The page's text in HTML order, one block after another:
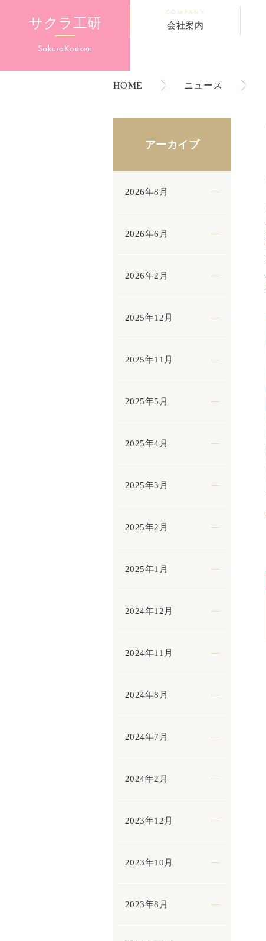
サクラ工研
SakuraKouken
COMPANY
会社案内
HOME ニュース
アーカイブ
2026年8月
2026年6月
2026年2月
2025年12月
2025年11月
2025年5月
2025年4月
2025年3月
2025年2月
2025年1月
2024年12月
2024年11月
2024年8月
2024年7月
2024年2月
2023年12月
2023年10月
2023年8月